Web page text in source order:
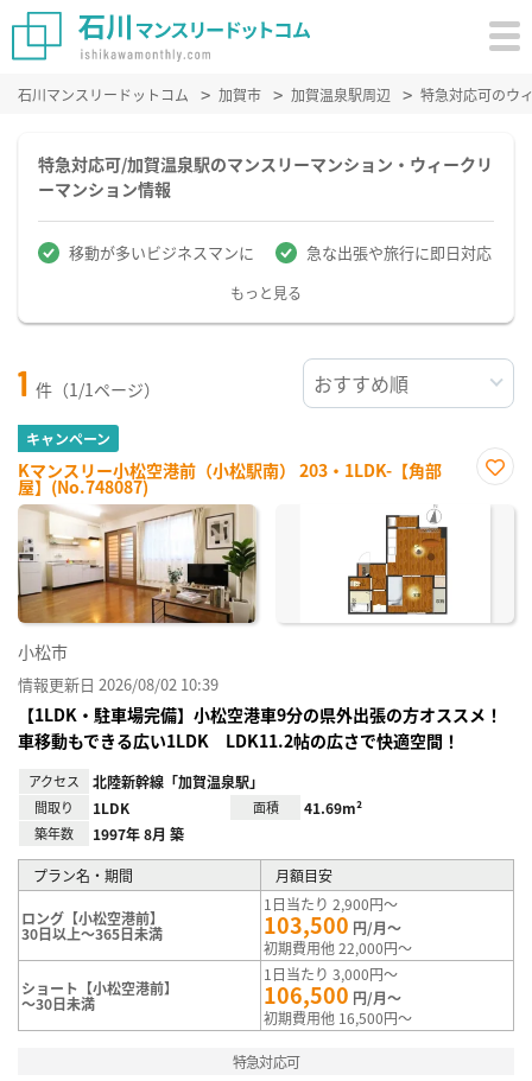
石川マンスリードットコム 加賀市 加賀温泉駅周辺 特急対応可のウ
特急対応可/加賀温泉駅のマンスリーマンション・ウィークリ
ーマンション情報
移動が多いビジネスマンに 急な出張や旅行に即日対応
もっと見る
1 件（1/1ページ）
キャンペーン
Kマンスリー小松空港前（小松駅南） 203・1LDK-【角部
屋】(No.748087)
に入
小松市
情報更新日 2026/08/02 10:39
【1LDK・駐車場完備】小松空港車9分の県外出張の方オススメ！
車移動もできる広い1LDK LDK11.2帖の広さで快適空間！
アクセス 北陸新幹線「加賀温泉駅」
間取り 1LDK 面積 41.69m²
築年数 1997年 8月 築
プラン名・期間 月額目安
ロング【小松空港前】
30日以上～365日未満
1日当たり 2,900円～
103,500 円/月～
初期費用他 22,000円～
ショート【小松空港前】
～30日未満
1日当たり 3,000円～
106,500 円/月～
初期費用他 16,500円～
特急対応可